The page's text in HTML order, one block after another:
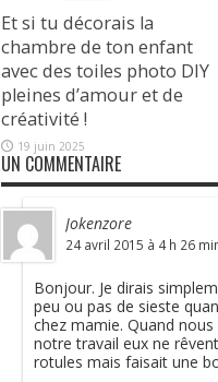
Et si tu décorais la
chambre de ton enfant
avec des toiles photo DIY
pleines d’amour et de
créativité !
19 juin 2025
UN COMMENTAIRE
Jokenzore
24 avril 2015 à 4 h 26
Bonjour. Je dirais
peu ou pas de sieste
chez mamie. Quand
notre travail eux ne
rotules mais faisait une